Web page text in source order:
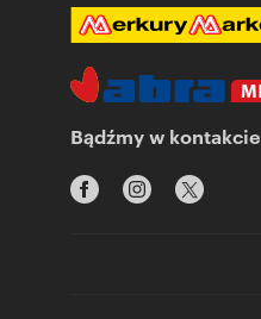
Bądźmy w kontakcie